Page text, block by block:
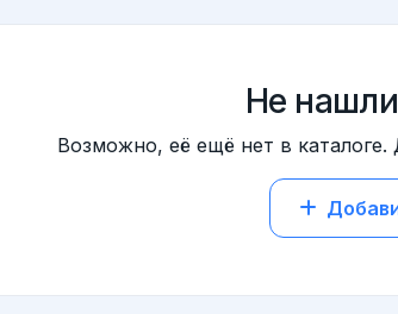
Не
Возможно, её ещё нет в